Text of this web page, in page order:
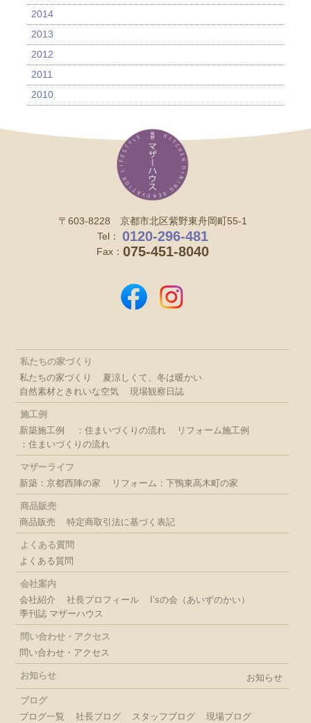
2014
2013
2012
2011
2010
〒603-8228 京都市北区紫野東舟岡町55-1
Tel：
0120-296-481
Fax： 075-451-8040
私たちの家づくり
私たちの家づくり
夏涼しくて、冬は暖かい
自然素材ときれいな空気
現場観察日誌
施工例
新築施工例
：住まいづくりの流れ
リフォーム施工例
：住まいづくりの流れ
マザーライフ
新築：京都西陣の家
リフォーム：下鴨東高木町の家
商品販売
商品販売
特定商取引法に基づく表記
よくある質問
よくある質問
会社案内
会社紹介
社長プロフィール
I’sの会（あいずのかい）
季刊誌 マザーハウス
問い合わせ・アクセス
問い合わせ・アクセス
お知らせ お知らせ
ブログ
ブログ一覧
社長ブログ スタッフブログ 現場ブログ